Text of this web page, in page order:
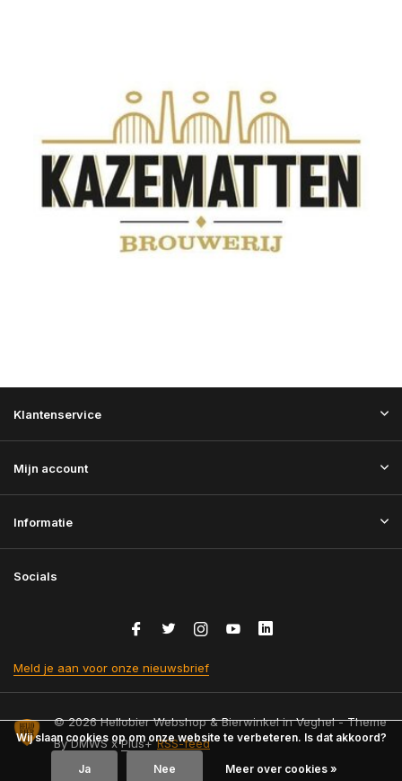
Klantenservice
Mijn account
Informatie
Socials
Meld je aan voor onze nieuwsbrief
© 2026 Hellobier Webshop & Bierwinkel in Veghel - Theme
ByDMWSxPlus+ RSS-feed
Wij slaan cookies op om onze website te verbeteren. Is dat akkoord?
Ja Nee Meer over cookies »